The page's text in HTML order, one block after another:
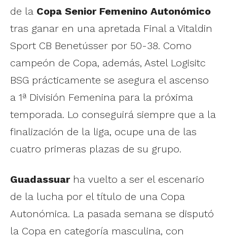
de la Copa Senior Femenino Autonómico
tras ganar en una apretada Final a Vitaldin
Sport CB Benetússer por 50-38. Como
campeón de Copa, además, Astel Logisitc
BSG prácticamente se asegura el ascenso
a 1ª División Femenina para la próxima
temporada. Lo conseguirá siempre que a la
finalización de la liga, ocupe una de las
cuatro primeras plazas de su grupo.
Guadassuarha vuelto a ser el escenario
de la lucha por el título de una Copa
Autonómica. La pasada semana se disputó
la Copa en categoría masculina, con